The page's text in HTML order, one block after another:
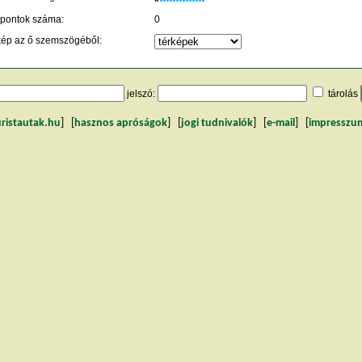
pontok száma:
0
az ő szemszögéből:
jelszó: tárolás
hasznos apróságok jogi tudnivalók e-mail